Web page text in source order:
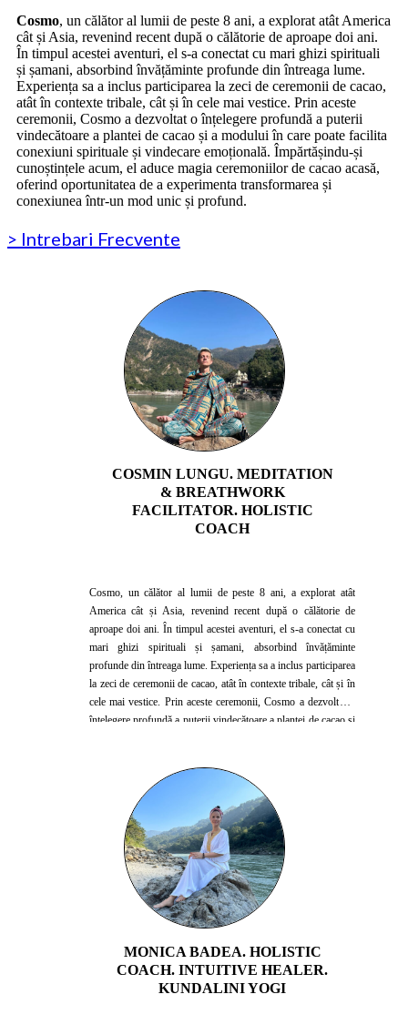
Cosmo, un călător al lumii de peste 8 ani, a explorat atât America
cât și Asia, revenind recent după o călătorie de aproape doi ani.
În timpul acestei aventuri, el s-a conectat cu mari ghizi spirituali
și șamani, absorbind învățăminte profunde din întreaga lume.
Experiența sa a inclus participarea la zeci de ceremonii de cacao,
atât în contexte tribale, cât și în cele mai vestice. Prin aceste
ceremonii, Cosmo a dezvoltat o înțelegere profundă a puterii
vindecătoare a plantei de cacao și a modului în care poate facilita
conexiuni spirituale și vindecare emoțională. Împărtășindu-și
cunoștințele acum, el aduce magia ceremoniilor de cacao acasă,
oferind oportunitatea de a experimenta transformarea și
conexiunea într-un mod unic și profund.
> Intrebari Frecvente
COSMIN LUNGU. MEDITATION
& BREATHWORK
FACILITATOR. HOLISTIC
COACH
Cosmo, un călător al lumii de peste 8 ani, a explorat atât
America cât și Asia, revenind recent după o călătorie de
aproape doi ani. În timpul acestei aventuri, el s-a conectat cu
mari ghizi spirituali și șamani, absorbind învățăminte
profunde din întreaga lume. Experiența sa a inclus participarea
la zeci de ceremonii de cacao, atât în contexte tribale, cât și în
cele mai vestice. Prin aceste ceremonii, Cosmo a dezvoltat o
înțelegere profundă a puterii vindecătoare a plantei de cacao și
aduce magia ceremoniilor de cacao acasă, oferind
oportunitatea de a experimenta transformarea și conexiunea
într-un mod unic și profund.
MONICA BADEA. HOLISTIC
COACH. INTUITIVE HEALER.
KUNDALINI YOGI